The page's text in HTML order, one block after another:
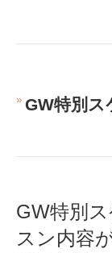
GW特別
GW特別
スン内容